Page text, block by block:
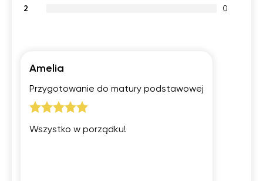
2
0
Amelia
Przygotowanie do matury podstawowej
Wszystko w porządku!